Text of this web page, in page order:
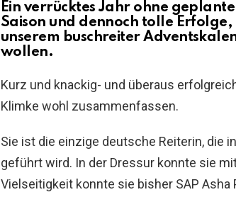
Ein verrücktes Jahr ohne
Saison und dennoch tolle
unserem buschreiter
wollen.
Kurz und knackig- und überaus
Klimke wohl zusammenfassen.
Sie ist die einzige deutsche Reiterin, die
geführt wird. In der Dressur konnte sie
Vielseitigkeit konnte sie bisher SAP Asha